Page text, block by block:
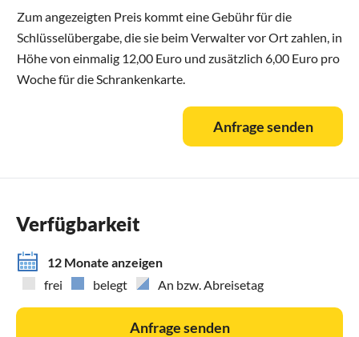
Zum angezeigten Preis kommt eine Gebühr für die
Schlüsselübergabe, die sie beim Verwalter vor Ort zahlen, in
Höhe von einmalig 12,00 Euro und zusätzlich 6,00 Euro pro
Woche für die Schrankenkarte.
Anfrage senden
Verfügbarkeit
12 Monate anzeigen
frei
belegt An bzw. Abreisetag
Anfrage senden